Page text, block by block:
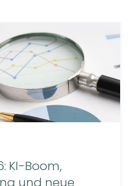
KI-Boom,
und neue